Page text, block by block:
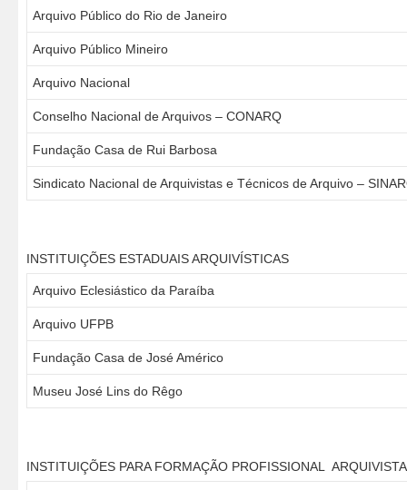
Arquivo Público do Rio de Janeiro
Arquivo Público Mineiro
Arquivo Nacional
Conselho Nacional de Arquivos – CONARQ
Fundação Casa de Rui Barbosa
Sindicato Nacional de Arquivistas e Técnicos de Arquivo –
INSTITUIÇÕES ESTADUAIS ARQUIVÍSTICAS
Arquivo Eclesiástico da Paraíba
Arquivo UFPB
Fundação Casa de José Américo
Museu José Lins do Rêgo
INSTITUIÇÕES PARA FORMAÇÃO PROFISSIONAL